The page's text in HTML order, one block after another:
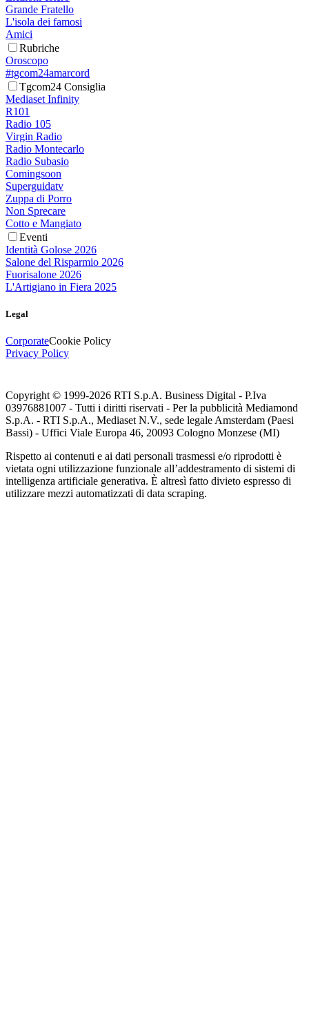
Grande Fratello
L'isola dei famosi
Amici
Rubriche
Oroscopo
#tgcom24amarcord
Tgcom24 Consiglia
Mediaset Infinity
R101
Radio 105
Virgin Radio
Radio Montecarlo
Radio Subasio
Comingsoon
Superguidatv
Zuppa di Porro
Non Sprecare
Cotto e Mangiato
Eventi
Identità Golose 2026
Salone del Risparmio 2026
Fuorisalone 2026
L'Artigiano in Fiera 2025
Legal
CorporateCookie Policy
Privacy Policy
Copyright © 1999-2026 RTI S.p.A. Business Digital - P.Iva
03976881007 - Tutti i diritti riservati - Per la pubblicità Mediamond
S.p.A. - RTI S.p.A., Mediaset N.V., sede legale Amsterdam (Paesi
Bassi) - Uffici Viale Europa 46, 20093 Cologno Monzese (MI)
Rispetto ai contenuti e ai dati personali trasmessi e/o riprodotti è
vietata ogni utilizzazione funzionale all’addestramento di sistemi di
intelligenza artificiale generativa. È altresì fatto divieto espresso di
utilizzare mezzi automatizzati di data scraping.